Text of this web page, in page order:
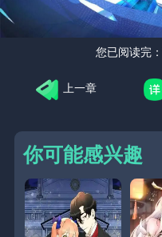
您已阅读完：
上一章
你可能感兴趣